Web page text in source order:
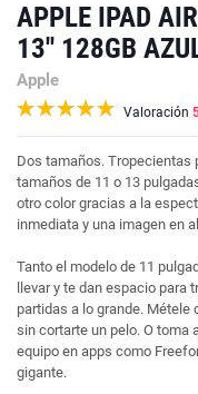
APPLE IPAD
13'' 128GB
Apple
Valoración
Dos tamaños. Tropecientas
tamaños de 11 o 13
otro color gracias a la
inmediata y una imagen en
Tanto el modelo de 11
llevar y te dan espacio para
partidas a lo grande. Métele
sin cortarte un pelo. O toma
equipo en apps como
gigante.